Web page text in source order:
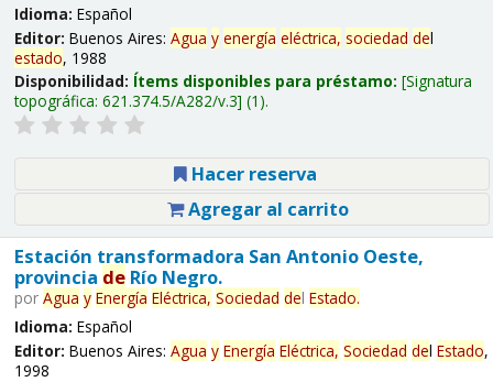
Idioma: Español
Editor: Buenos Aires: Agua y energía eléctrica, sociedad del
estado, 1988
Disponibilidad: Ítems disponibles para préstamo: Signatura
topográfica: 621.374.5/A282/v.3 (1).
Hacer reserva
Agregar al carrito
Estación transformadora San Antonio Oeste,
provincia deRío Negro.
por Agua y Energía Eléctrica, Sociedad del Estado.
Idioma: Español
Editor: Buenos Aires: Agua y Energía Eléctrica, Sociedad del Estado,
1998